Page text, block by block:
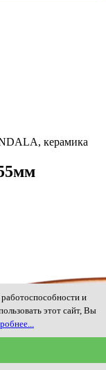
керамика
и
этот сайт, Вы